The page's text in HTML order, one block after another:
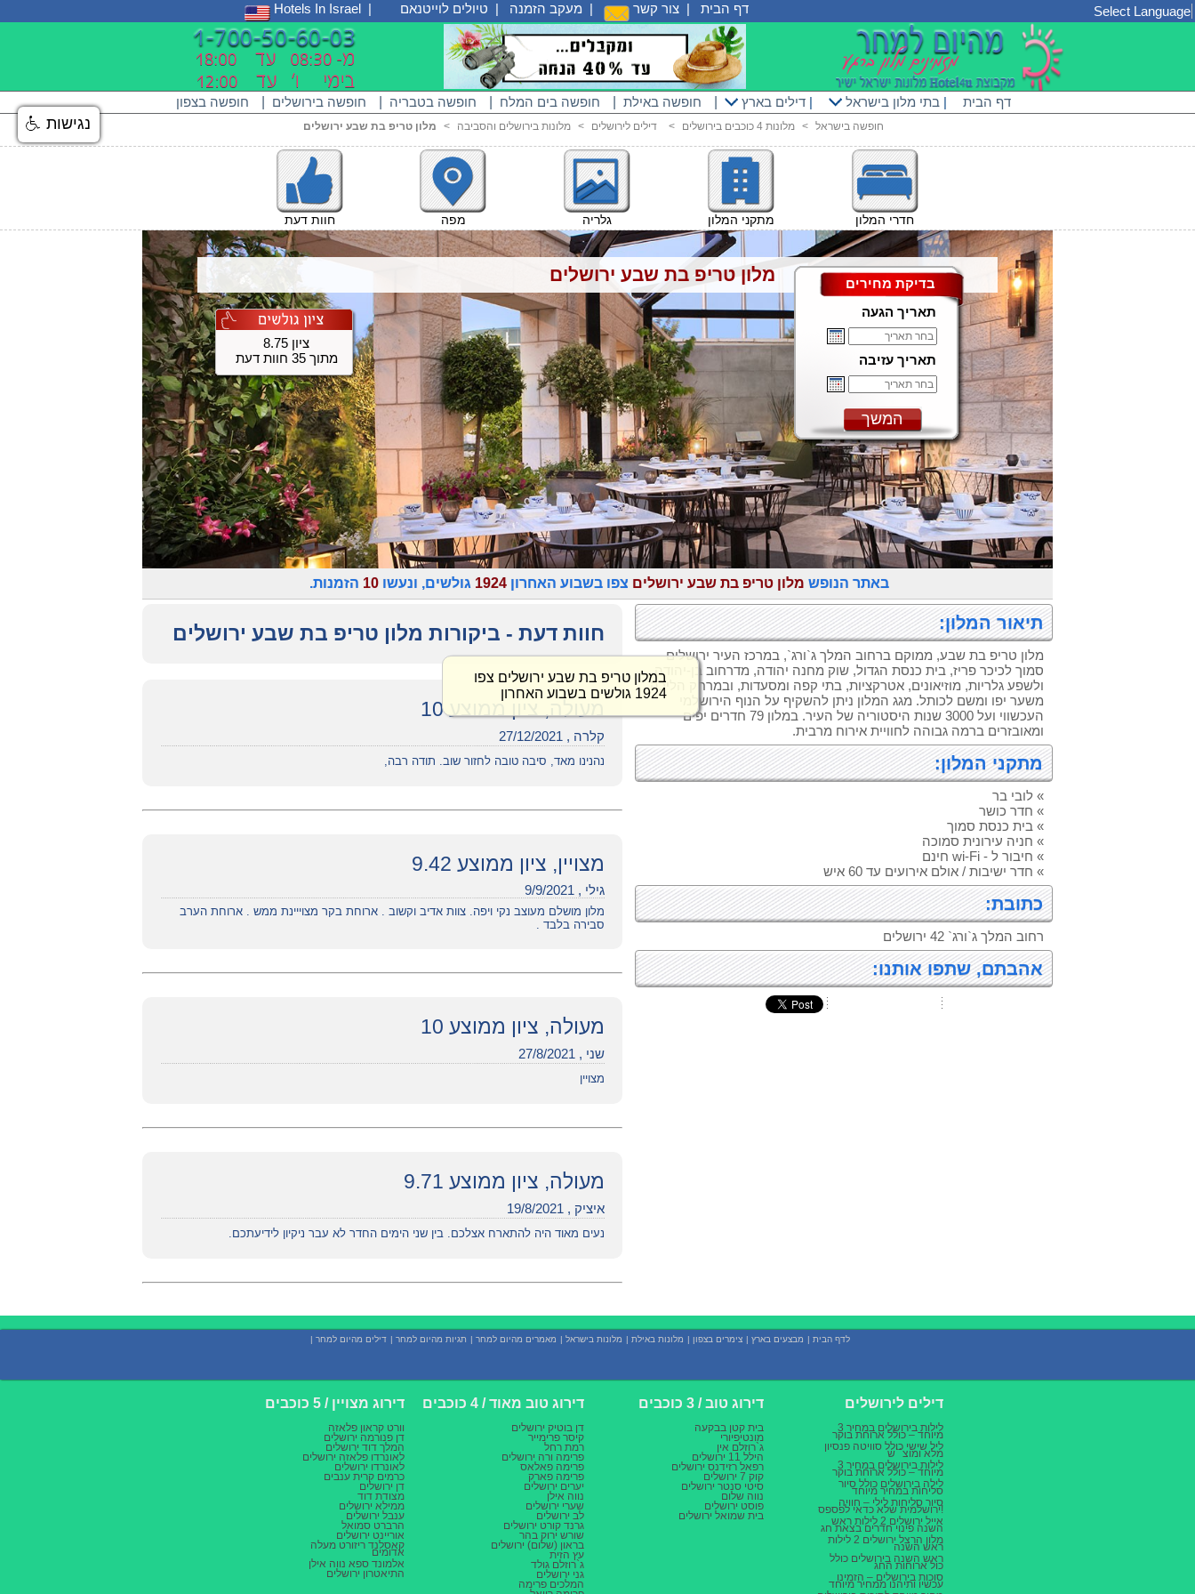
Hotels In Israel | טיולים לוייטנאם | מעקב הזמנה | צור קשר | דף הבית Select Language
חופשה בצפון חופשה בירושלים חופשה בטבריה חופשה בים המלח חופשה באילת דילים בארץ| בתי מלון בישראל | דף הבית
מלון טריפ בת שבע ירושלים < מלונות בירושלים והסביבה < דילים לירושלים < מלונות 4 כוכבים בירושלים < חופשה בישראל
חוות דעת מפה גלריה מתקני המלון חדרי המלון
מלון טריפ בת שבע ירושלים
ציון 8.75
מתוך 35 חוות דעת
בדיקת מחירים
תאריך הגעה
תאריך עזיבה
המשך
באתר הנופש מלון טריפ בת שבע ירושלים צפו בשבוע האחרון 1924 גולשים, ונעשו 10 הזמנות.
חוות דעת - ביקורות מלון טריפ בת שבע ירושלים
מעולה, ציון ממוצע 10
קלרה , 27/12/2021
נהנינו מאד, סיבה טובה לחזור שוב. תודה רבה,
מצויין, ציון ממוצע 9.42
גילי , 9/9/2021
מלון מושלם מעוצב נקי ויפה. צוות אדיב וקשוב . ארוחת בקר מצוייינת ממש . ארוחת הערב
סבירה בלבד .
מעולה, ציון ממוצע 10
שני , 27/8/2021
מצויין
מעולה, ציון ממוצע 9.71
איציק , 19/8/2021
נעים מאוד היה להתארח אצלכם. בין שני הימים החדר לא עבר ניקיון לידיעתכם.
תיאור המלון:
מלון טריפ בת שבע, ממוקם ברחוב המלך ג`ורג`, במרכז העיר ירושלים
סמוך לכיכר פריז, בית כנסת הגדול, שוק מחנה יהודה, מדרחוב בן-יהודה
ולשפע גלריות, מוזיאונים, אטרקציות, בתי קפה ומסעדות, ובמרחק הליכה
משער יפו ומשם לכותל. מגג המלון ניתן להשקיף על הנוף הירושלמי
העכשווי ועל 3000 שנות היסטוריה של העיר. במלון 79 חדרים יפים
ומאובזרים ברמה גבוהה לחוויית אירוח מרבית.
מתקני המלון:
» לובי בר
» חדר כושר
» בית כנסת סמוך
» חניה עירונית סמוכה
» חיבור ל - wi-Fi חינם
» חדר ישיבות / אולם אירועים עד 60 איש
כתובת:
רחוב המלך ג`ורג` 42 ירושלים
אהבתם, שתפו אותנו:
לדף הבית | מבצעים בארץ | צימרים בצפון | מלונות באילת | מלונות בישראל | מאמרים מהיום למחר | תגיות מהיום למחר | דילים מהיום למחר |
דילים לירושלים
3 לילות בירושלים במחיר
מיוחד – כולל ארוחת בוקר
ליל שישי כולל סוויטה פנסיון
מלא ומוצ``ש
3 לילות בירושלים במחיר
מיוחד – כולל ארוחת בוקר
לילה בירושלים כולל סיור
סליחות במחיר מיוחד
סיור סליחות לילי – חוויה
ירושלמית שלא כדאי לפספס!
אייל ירושלים 2 לילות ראש
השנה פינוי חדרים בצאת חג
מלון הרצל ירושלים 2 לילות
ראש השנה
ראש השנה בירושלים כולל
כול ארוחות החג
סוכות בירושלים – הזמינו
עכשיו ותיהנו ממחיר מיוחד
דירוג טוב / 3 כוכבים
בית קטן בבקעה
מונטיפיורי
ג`רוזלם אין
הילל 11 ירושלים
רפאל רזידנס ירושלים
קוק 7 ירושלים
סיטי סנטר ירושלים
נווה שלום
פוסט ירושלים
בית שמואל ירושלים
דירוג טוב מאוד / 4 כוכבים
דן בוטיק ירושלים
קיסר פרימייר
רמת רחל
פרימה ורה ירושלים
פרימה פאלאס
פרימה פארק
יערים ירושלים
נווה אילן
שערי ירושלים
לב ירושלים
גרנד קורט ירושלים
שורש ירוק בהר
בראון (שלום) ירושלים
עץ הזית
ג`רוזלם גולד
גני ירושלים
המלכים פרימה
דירוג מצויין / 5 כוכבים
וורט קראון פלאזה
דן פנורמה ירושלים
המלך דוד ירושלים
לאונרדו פלאזה ירושלים
לאונרדו ירושלים
כרמים קרית ענבים
דן ירושלים
מצודת דוד
ממילא ירושלים
ענבל ירושלים
הרברט סמואל
אוריינט ירושלים
קאסלנד ריזורט מעלה
אדומים
אלמונד ספא נווה אילן
התיאטרון ירושלים
נגישות